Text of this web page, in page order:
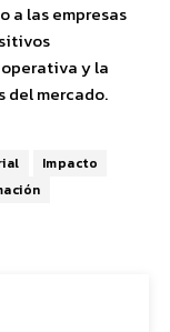
a las empresas
y la
del mercado.
Impacto